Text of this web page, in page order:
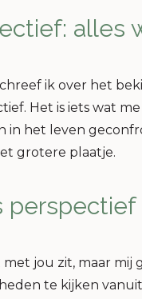
alles
ik over het
Het is iets wat
in het leven
grotere plaatje.
perspectief
jou zit, maar
te kijken